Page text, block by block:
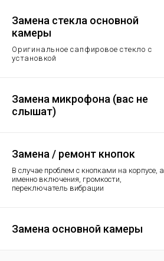
Замена стекла основной
камеры
Оригинальное сапфировое стекло с
установкой
Замена микрофона (вас не
слышат)
Замена / ремонт кнопок
В случае проблем с кнопками на корпусе, а
именно включения, громкости,
переключатель вибрации
Замена основной камеры